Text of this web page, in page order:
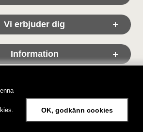
OK, godkänn cookies
Vi erbjuder dig
Information
Tvålshoppen, tvål på nätet!